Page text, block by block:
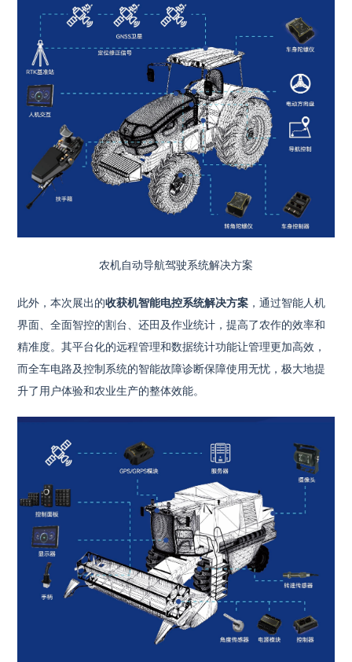
农机自动导航驾驶系统解决方案
此外，本次展出的收获机智能电控系统解决方案 ，通过智能人机
界面、全面智控的割台、还田及作业统计，提高了农作的效率和
精准度。其平台化的远程管理和数据统计功能让管理更加高效，
而全车电路及控制系统的智能故障诊断保障使用无忧，极大地提
升了用户体验和农业生产的整体效能。